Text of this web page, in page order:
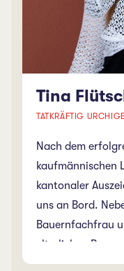
Ferienwünsche
Tina
TATKRÄFTIG
Nach dem
kaufmännischen
kantonaler
uns an Bord.
Bauernfachfrau
elterlichen
Tina weiterhin